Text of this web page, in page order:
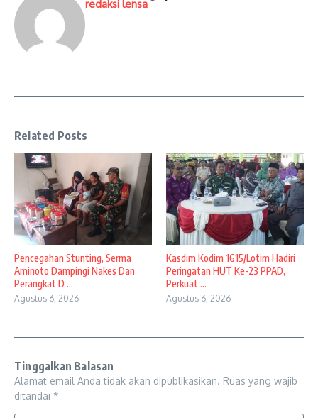
redaksi lensa
Related Posts
Pencegahan Stunting, Serma
Aminoto Dampingi Nakes Dan
Perangkat D ...
Agustus 6, 2026
Kasdim Kodim 1615/Lotim Hadiri
Peringatan HUT Ke-23 PPAD,
Perkuat ...
Agustus 6, 2026
Tinggalkan Balasan
Alamat email Anda tidak akan dipublikasikan. Ruas yang wajib
ditandai *